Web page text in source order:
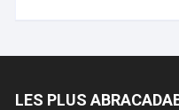
LES PLUS